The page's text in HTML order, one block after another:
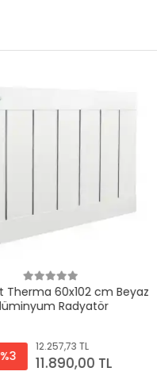
cm Beyaz
TL
TL